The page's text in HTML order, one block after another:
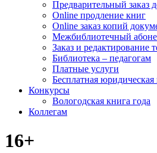
Предварительный заказ
Online продление книг
Online заказ копий
Межбиблиотечный
Заказ и редактирование
Библиотека – педагогам
Платные услуги
Бесплатная
Конкурсы
Вологодская книга года
Коллегам
16+